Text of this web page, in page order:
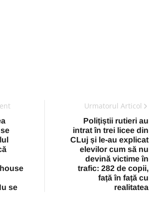
se
Urmatorul Articol
Polițiștii rutieri au
intrat în trei licee din
CLuj și le-au explicat
elevilor cum să nu
devină victime în
trafic: 282 de copii,
față în față cu
realitatea